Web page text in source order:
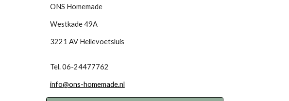
ONS Homemade
Westkade 49A
3221 AV Hellevoetsluis
Tel. 06-24477762
info@ons-homemade.nl